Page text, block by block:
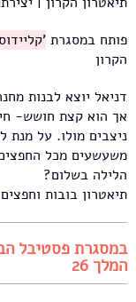
פותח במסגרת
הקרון
דניאל יוצא לבנות
אך הוא קצת חושש-
ניצבים מולו. על מנת
משעשעים מכל
הלילה בשלום?
תיאטרון בובות
במסגרת פסטיבל
המלך 26